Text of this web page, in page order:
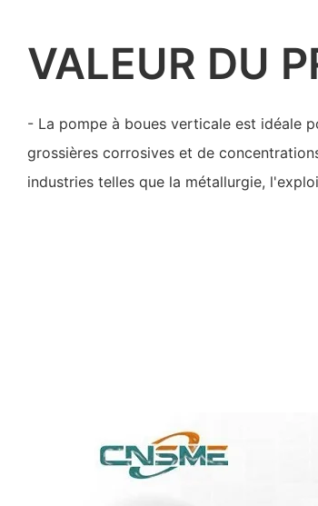
VALEUR DU
- La pompe à boues verticale est idéale
grossières corrosives et de
industries telles que la métallurgie,